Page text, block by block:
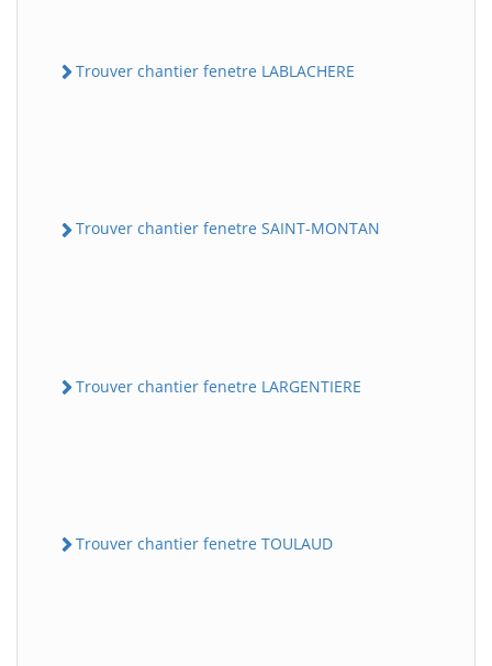
Trouver chantier fenetre LABLACHERE
Trouver chantier fenetre SAINT-MONTAN
Trouver chantier fenetre LARGENTIERE
Trouver chantier fenetre TOULAUD